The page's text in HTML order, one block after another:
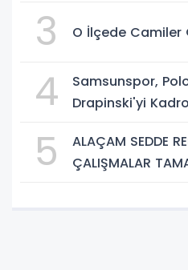
3 O İlçede Camiler
4
Samsunspor,
Drapinski'yi
5
ALAÇAM SEDDE
ÇALIŞMALAR